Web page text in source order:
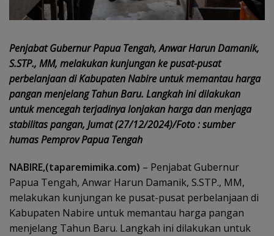
Penjabat Gubernur Papua Tengah, Anwar Harun Damanik,
S.STP., MM, melakukan kunjungan ke pusat-pusat
perbelanjaan di Kabupaten Nabire untuk memantau harga
pangan menjelang Tahun Baru. Langkah ini dilakukan
untuk mencegah terjadinya lonjakan harga dan menjaga
stabilitas pangan, Jumat (27/12/2024)/Foto : sumber
humas Pemprov Papua Tengah
NABIRE,(taparemimika.com) – Penjabat Gubernur
Papua Tengah, Anwar Harun Damanik, S.STP., MM,
melakukan kunjungan ke pusat-pusat perbelanjaan di
Kabupaten Nabire untuk memantau harga pangan
menjelang Tahun Baru. Langkah ini dilakukan untuk